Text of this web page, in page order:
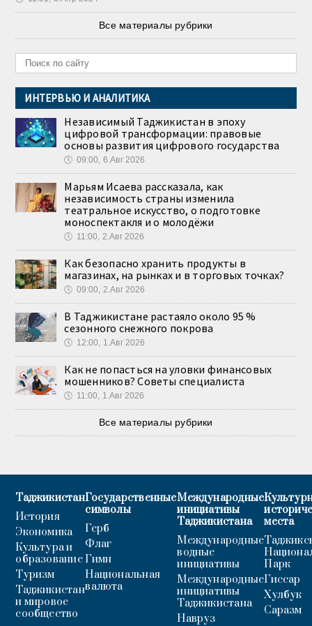
Все материалы рубрики
ИНТЕРВЬЮ И АНАЛИТИКА
Независимый Таджикистан в эпоху
цифровой трансформации: правовые
основы развития цифрового государства
🕔 09:00, 6.Авг 2026
Марьям Исаева рассказала, как
независимость страны изменила
театральное искусство, о подготовке
моноспектакля и о молодёжи
🕔 11:00, 2.Авг 2026
Как безопасно хранить продукты в
магазинах, на рынках и в торговых точках?
🕔 09:00, 2.Авг 2026
В Таджикистане растаяло около 95 %
сезонного снежного покрова
🕔 12:00, 1.Авг 2026
Как не попасться на уловки финансовых
мошенников? Советы специалиста
🕔 11:00, 1.Авг 2026
Все материалы рубрики
Таджикистан
История
Экономика
Культура и
образование
Туризм
Таджикистан
и мировое
сообщество
Государственные
символы
Герб
Флаг
Гимн
Национальная
валюта
Международные
инициативы
Таджикистана
Международные
водные
инициативы
Международные
инициативы
Таджикистана
Навруз
места
Парк
Гиссар
Хулбук
Саразм